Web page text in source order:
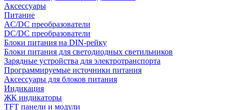
Аксессуары
Питание
AC/DC преобразователи
DC/DC преобразователи
Блоки питания на DIN-рейку
Блоки питания для светодиодных светильников
Зарядные устройства для электротранспорта
Программируемые источники питания
Аксессуары для блоков питания
Индикация
ЖК индикаторы
TFT панели и модули